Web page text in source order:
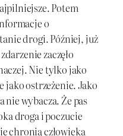
Potem
o
drogi. Później, już
zaczęło
Nie tylko jako
ostrzeżenie. Jako
wybacza. Że pas
droga i poczucie
chronią człowieka